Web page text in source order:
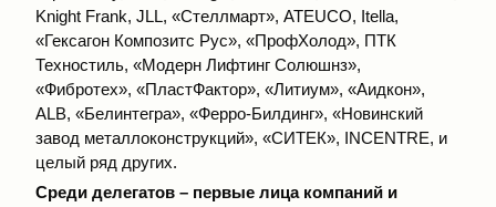
Knight Frank, JLL, «Стеллмарт», ATEUCO, Itella,
«Гексагон Композитс Рус», «ПрофХолод», ПТК
Техностиль, «Модерн Лифтинг Солюшнз»,
«Фибротех», «ПластФактор», «Литиум», «Аидкон»,
ALB, «Белинтегра», «Ферро-Билдинг», «Новинский
завод металлоконструкций», «СИТЕК», INCENTRE, и
целый ряд других.
Среди делегатов – первые лица компаний и